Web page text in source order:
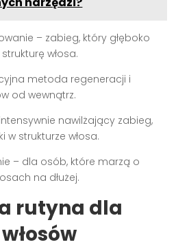
– zabieg, który głęboko
włosa.
metoda regeneracji i
od wewnątrz.
nawilżający zabieg,
w strukturze włosa.
– dla osób, które marzą o
na dłużej.
rutyna dla